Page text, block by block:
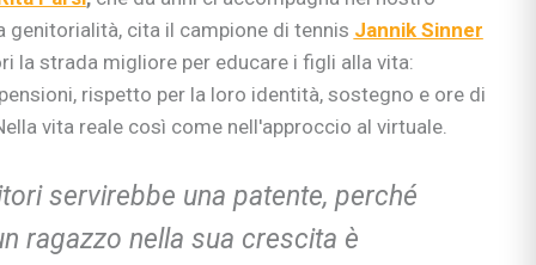
cita il campione di tennis Jannik Sinner
la strada migliore per educare i figli alla vita:
rispetto per la loro identità, sostegno e ore di
vita reale così come nell'approccio al virtuale.
servirebbe una patente, perché
ragazzo nella sua crescita è